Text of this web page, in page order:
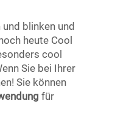
blinken und
heute Cool
cool
Sie bei Ihrer
Sie können
für